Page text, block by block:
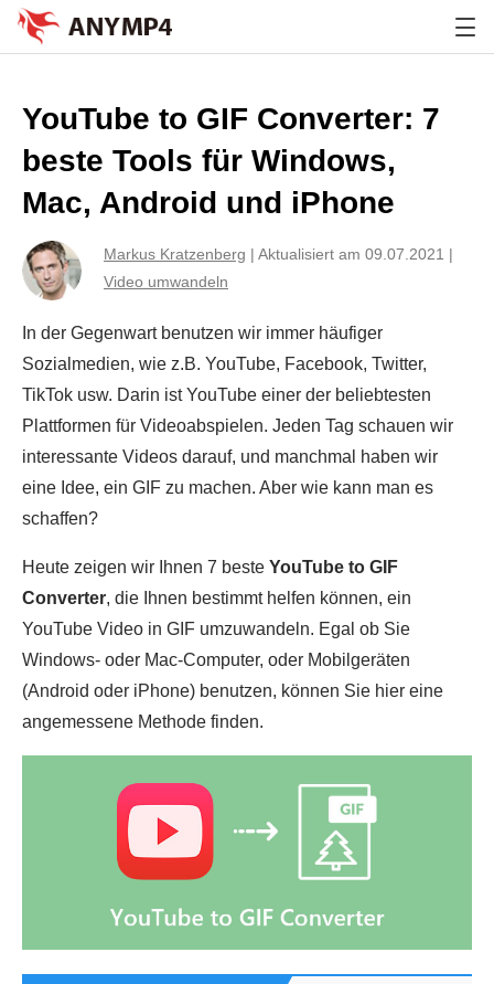
YouTube to GIF Converter: 7
beste Tools für Windows,
Mac, Android und iPhone
Markus Kratzenberg | Aktualisiert am 09.07.2021 |
Video umwandeln
In der Gegenwart benutzen wir immer häufiger
Sozialmedien, wie z.B. YouTube, Facebook, Twitter,
TikTok usw. Darin ist YouTube einer der beliebtesten
Plattformen für Videoabspielen. Jeden Tag schauen wir
interessante Videos darauf, und manchmal haben wir
eine Idee, ein GIF zu machen. Aber wie kann man es
schaffen?
Heute zeigen wir Ihnen 7 beste YouTube to GIF
Converter, die Ihnen bestimmt helfen können, ein
YouTube Video in GIF umzuwandeln. Egal ob Sie
Windows- oder Mac-Computer, oder Mobilgeräten
(Android oder iPhone) benutzen, können Sie hier eine
angemessene Methode finden.